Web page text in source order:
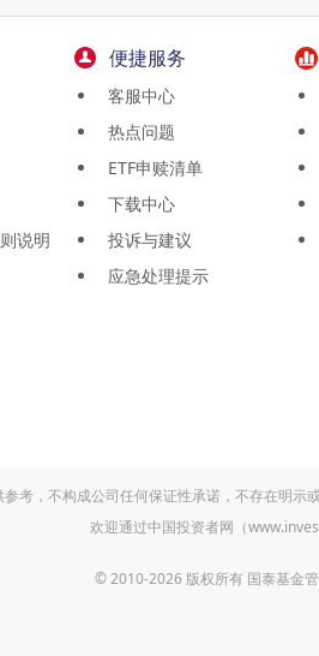
说明
便捷服务
客服中心
热点问题
ETF申赎清单
下载中心
投诉与建议
应急处理提示
考，不构成公司任何保证性承诺，不存在明
欢迎通过中国投资者网（
© 2010-2026 版权所有 国泰基金